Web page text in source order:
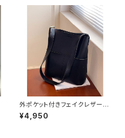
外ポケット付きフェイクレザート
ートバッグ ブラック
¥4,950